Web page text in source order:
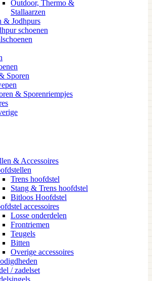
Outdoor, Thermo &
Stallaarzen
& Jodhpurs
schoenen
Sporen
& Sporenriempjes
& Accessoires
Trens hoofdstel
Stang & Trens hoofdstel
Bitloos Hoofdstel
accessoires
Losse onderdelen
Frontriemen
Teugels
Bitten
Overige accessoires
/ zadelset